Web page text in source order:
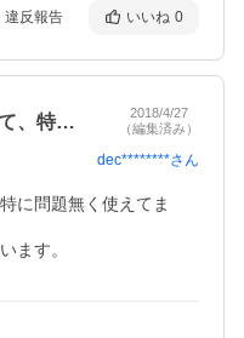
違反報告 いいね 0
お値段の割にちゃんとしていて、特に問題…
2018/4/27
（編集済み）
dec********さん
に問題無く使えてま
ます。